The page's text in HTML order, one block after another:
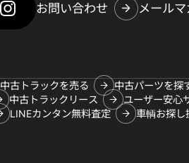
お問い合わせ メール
中古トラックを売る
中古パーツを探
中古トラックリース
ユーザー安心
LINEカンタン無料査定 車輌お探し